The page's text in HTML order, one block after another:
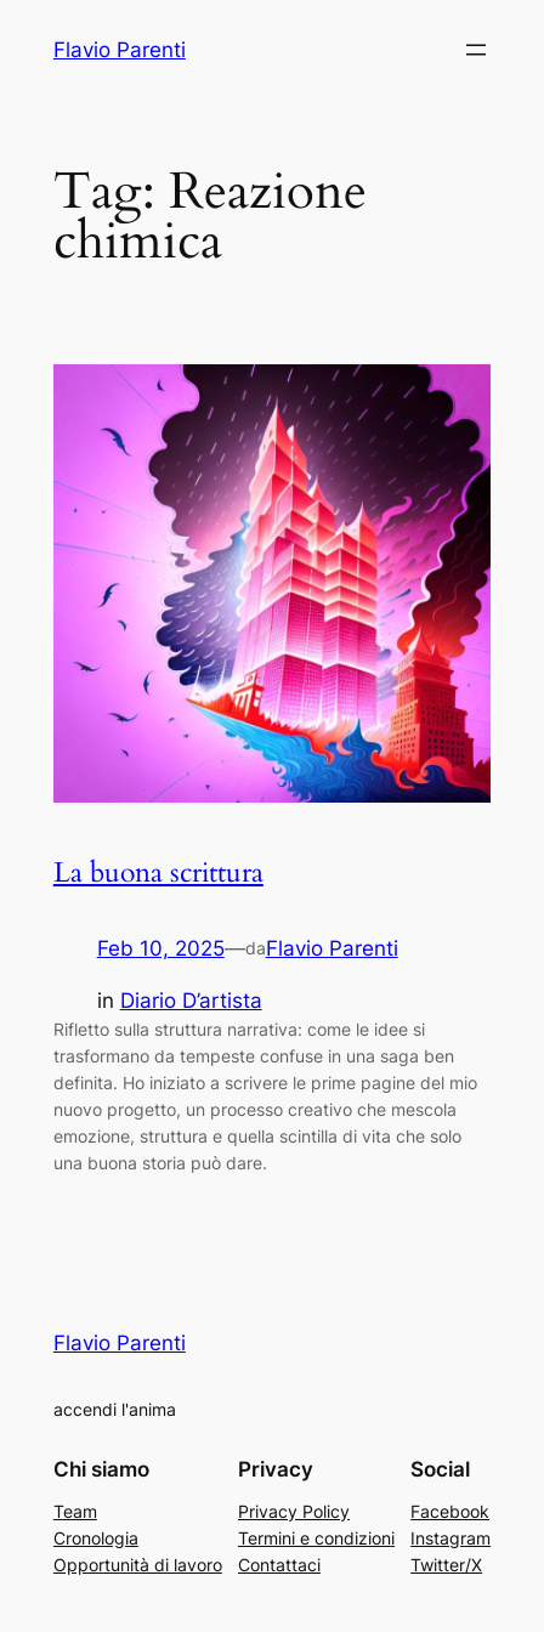
Flavio Parenti
Tag: Reazione
chimica
La buona scrittura
Feb 10, 2025—daFlavio Parenti
in Diario D’artista
Rifletto sulla struttura narrativa: come le idee si
trasformano da tempeste confuse in una saga ben
definita. Ho iniziato a scrivere le prime pagine del mio
nuovo progetto, un processo creativo che mescola
emozione, struttura e quella scintilla di vita che solo
una buona storia può dare.
Flavio Parenti
accendi l'anima
Chi siamo
Team
Cronologia
Opportunità di lavoro
Privacy
Privacy Policy
Termini e condizioni
Contattaci
Social
Facebook
Instagram
Twitter/X